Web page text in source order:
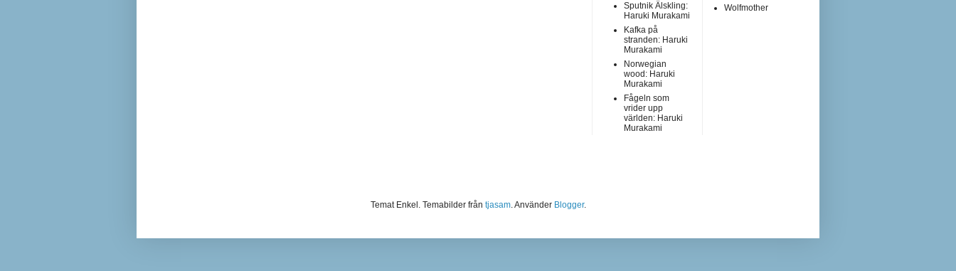
Sputnik Älskling:
Haruki Murakami
Kafka på
stranden: Haruki
Murakami
Norwegian
wood: Haruki
Murakami
Fågeln som
vrider upp
världen: Haruki
Murakami
Wolfmother
Temat Enkel. Temabilder från tjasam. Använder Blogger.